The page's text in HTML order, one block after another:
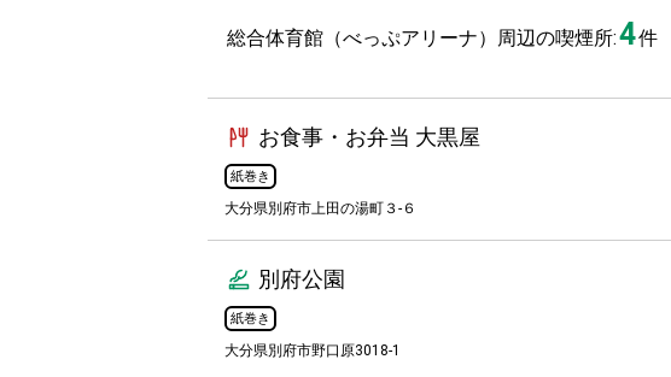
総合体育館（べっぷアリーナ）周辺の喫煙所:4件
お食事・お弁当 大黒屋
紙巻き
大分県別府市上田の湯町３-６
別府公園
紙巻き
大分県別府市野口原3018-1